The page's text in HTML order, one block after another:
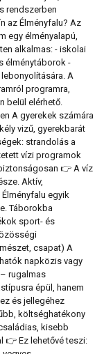
rendszerben
az Élményfalu? Az
egy élményalapú,
alkalmas: - iskolai
élménytáborok -
A
programra,
belül elérhető.
A gyerekek számára
vizű, gyerekbarát
strandolás a
vízi programok
👉 A víz
Aktív,
egyik
Táborokba
sport- és
csapat) A
napközis vagy
rugalmas
épül, hanem
és jellegéhez
költséghatékony
kisebb
👉 Ez lehetővé teszi: